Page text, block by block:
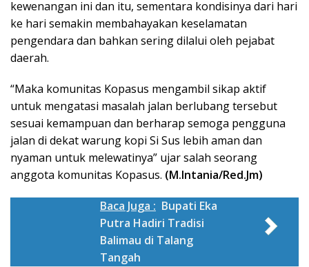
kewenangan ini dan itu, sementara kondisinya dari hari
ke hari semakin membahayakan keselamatan
pengendara dan bahkan sering dilalui oleh pejabat
daerah.
“Maka komunitas Kopasus mengambil sikap aktif
untuk mengatasi masalah jalan berlubang tersebut
sesuai kemampuan dan berharap semoga pengguna
jalan di dekat warung kopi Si Sus lebih aman dan
nyaman untuk melewatinya” ujar salah seorang
anggota komunitas Kopasus. (M.Intania/Red.Jm)
Baca Juga : Bupati Eka
Putra Hadiri Tradisi
Balimau di Talang
Tangah